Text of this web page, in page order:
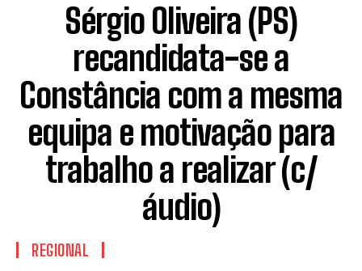
Sérgio Oliveira (PS)
recandidata-se a
Constância com a mesma
equipa e motivação para
trabalho a realizar (c/
áudio)
REGIONAL